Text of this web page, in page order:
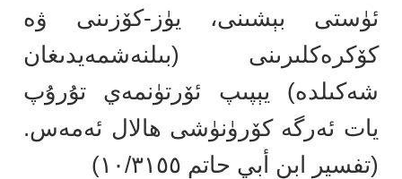
ئۈستى بېشىنى، يۈز-كۆزىنى ۋە
كۆكرەكلىرىنى (بىلنەشمەيدىغان
شەكىلدە) يېپىپ ئۆرتۈنمەي تۇرۇپ
يات ئەرگە كۆرۈنۈشى ھالال ئەمەس.
(تفسير ابن أبي حاتم ١٠/٣١٥٥)